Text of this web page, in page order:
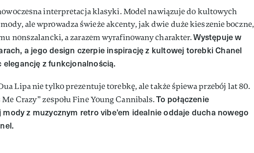
interpretacja klasyki. Model nawiązuje do kultowych
ale wprowadza świeże akcenty, jak dwie duże kieszenie boczne,
nonszalancki, a zarazem wyrafinowany charakter.Występuje w
a jego design czerpie inspirację z kultowej torebki Chanel
elegancję z funkcjonalnością.
Lipa nie tylko prezentuje torebkę, ale także śpiewa przebój lat 80.
Me Crazy” zespołu Fine Young Cannibals.To połączenie
z muzycznym retro vibe’em idealnie oddaje ducha nowego